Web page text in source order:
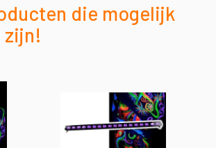
die mogelijk
zijn!